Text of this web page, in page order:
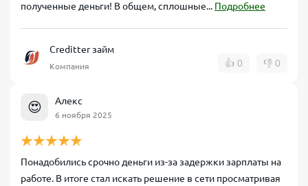
полученные деньги! В общем, сплошные... Подробнее
Creditter займ
Компания 👍 0 👎 0
😍 Алекс
6 ноября 2025
Понадобились срочно деньги из-за задержки зарплаты на
работе. В итоге стал искать решение в сети просматривая